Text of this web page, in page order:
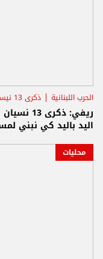
الحرب اللبنانية ذكرى 13 نيسان
ريفي:
اليد باليد كي نبني
محليات